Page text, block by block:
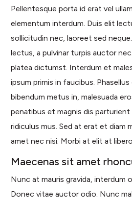
Pellentesque porta id erat vel
elementum interdum. Duis elit
sollicitudin nec, laoreet sed
lectus, a pulvinar turpis auctor
platea dictumst. Interdum et
ipsum primis in faucibus.
bibendum metus in, malesuada
penatibus et magnis dis
ridiculus mus. Sed at erat et diam
amet nec nisi. Morbi at elit at
Maecenas sit amet
Nunc at mauris gravida, interdum
Donec vitae auctor odio. Nunc